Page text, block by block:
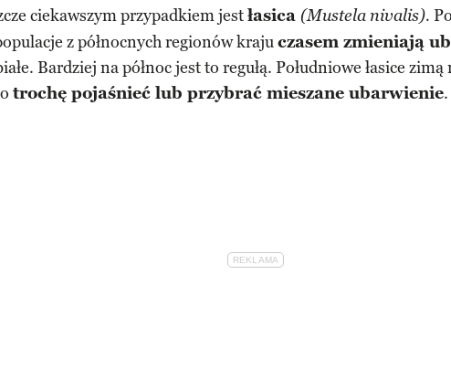
ciekawszym przypadkiem jestłasica (Mustela nivalis).
z północnych regionów krajuczasem zmieniają
Bardziej na północ jest to regułą. Południowe łasice zimą
trochę pojaśnieć lub przybrać mieszane ubarwienie.